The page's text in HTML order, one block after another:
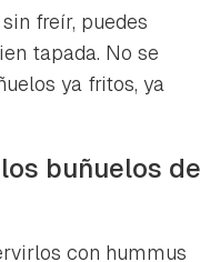
freír, puedes
tapada. No se
ya fritos, ya
buñuelos de
con hummus